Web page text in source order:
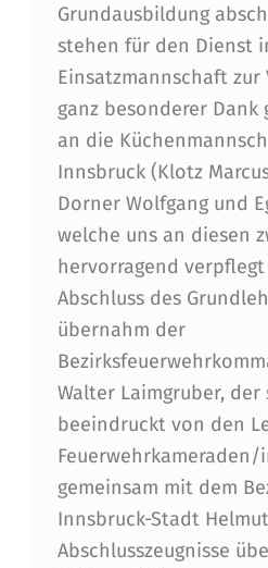
Grundausbildung
stehen für den Dienst
Einsatzmannschaft zur
ganz besonderer Dank
an die
Innsbruck (Klotz
Dorner Wolfgang und
welche uns an diesen
hervorragend verpflegt
Abschluss des
übernahm der
Walter Laimgruber, der
beeindruckt von den
Feuerwehrkameraden/
gemeinsam mit dem
Innsbruck-Stadt
Abschlusszeugnisse